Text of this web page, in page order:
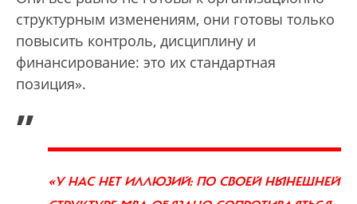
структурным изменениям, они готовы только
повысить контроль, дисциплину и
финансирование: это их стандартная
позиция».
„
«У НАС НЕТ ИЛЛЮЗИЙ: ПО СВОЕЙ НЫНЕШНЕЙ